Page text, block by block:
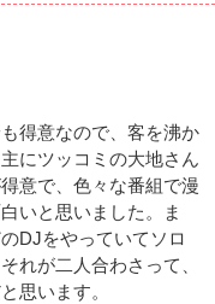
得意なので、客を沸か
にツッコミの大地さん
意で、色々な番組で漫
いと思いました。ま
DJをやっていてソロ
れが二人合わさって、
思います。